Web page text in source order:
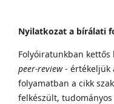
Nyilatkozat a bírálati
Folyóiratunkban
peer-review- értékeljük
folyamatban a cikk
felkészült,